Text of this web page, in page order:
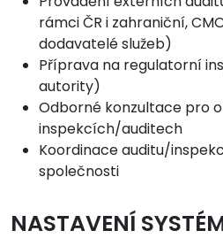
rámci ČR i zahraniční,
dodavatelé služeb)
Příprava na regulatorní
autority)
Odborné konzultace pro
inspekcích/auditech
Koordinace auditu/
společnosti
NASTAVENÍ